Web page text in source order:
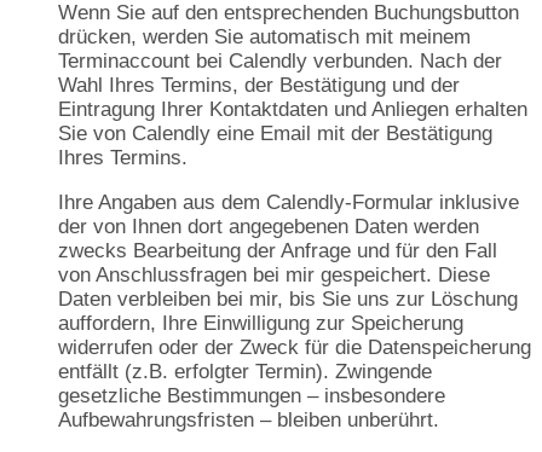
Wenn Sie auf den entsprechenden Buchungsbutton
drücken, werden Sie automatisch mit meinem
Terminaccount bei Calendly verbunden. Nach der
Wahl Ihres Termins, der Bestätigung und der
Eintragung Ihrer Kontaktdaten und Anliegen erhalten
Sie von Calendly eine Email mit der Bestätigung
Ihres Termins.
Ihre Angaben aus dem Calendly-Formular inklusive
der von Ihnen dort angegebenen Daten werden
zwecks Bearbeitung der Anfrage und für den Fall
von Anschlussfragen bei mir gespeichert. Diese
Daten verbleiben bei mir, bis Sie uns zur Löschung
auffordern, Ihre Einwilligung zur Speicherung
widerrufen oder der Zweck für die Datenspeicherung
entfällt (z.B. erfolgter Termin). Zwingende
gesetzliche Bestimmungen – insbesondere
Aufbewahrungsfristen – bleiben unberührt.